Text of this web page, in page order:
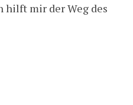
hilft mir der Weg des